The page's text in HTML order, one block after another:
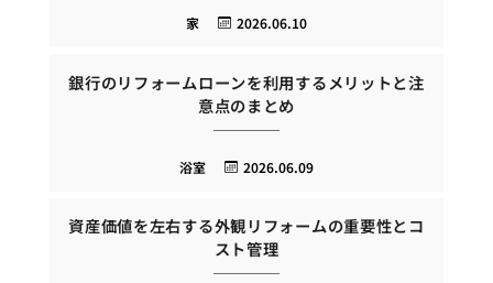
2026.06.10
家
銀行のリフォームローンを利用するメリットと注
意点のまとめ
2026.06.09
浴室
資産価値を左右する外観リフォームの重要性とコ
スト管理